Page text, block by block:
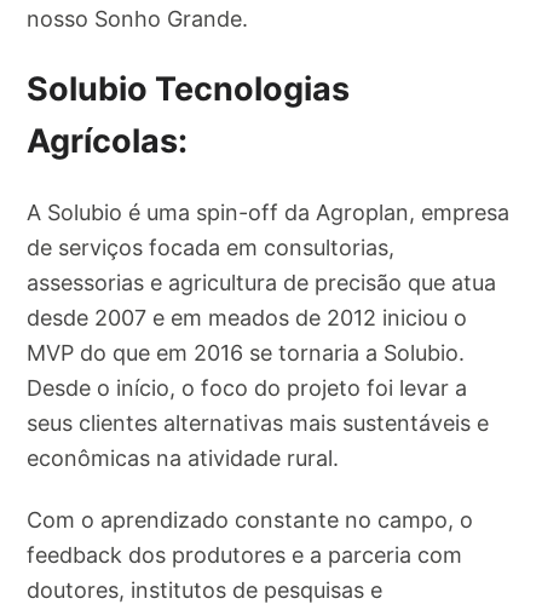
nosso Sonho Grande.
Solubio Tecnologias
Agrícolas:
A Solubio é uma spin-off da Agroplan, empresa
de serviços focada em consultorias,
assessorias e agricultura de precisão que atua
desde 2007 e em meados de 2012 iniciou o
MVP do que em 2016 se tornaria a Solubio.
Desde o início, o foco do projeto foi levar a
seus clientes alternativas mais sustentáveis e
econômicas na atividade rural.
Com o aprendizado constante no campo, o
feedback dos produtores e a parceria com
doutores, institutos de pesquisas e